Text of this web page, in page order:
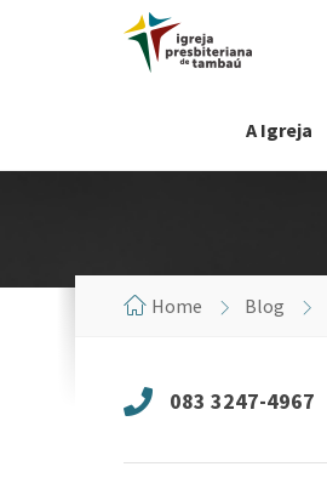
A Igreja
Home Blog
083 3247-4967